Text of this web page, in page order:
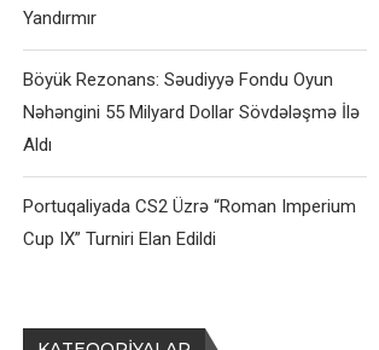
Yandırmır
Böyük Rezonans: Səudiyyə Fondu Oyun
Nəhəngini 55 Milyard Dollar Sövdələşmə İlə
Aldı
Portuqaliyada CS2 Üzrə “Roman Imperium
Cup IX” Turniri Elan Edildi